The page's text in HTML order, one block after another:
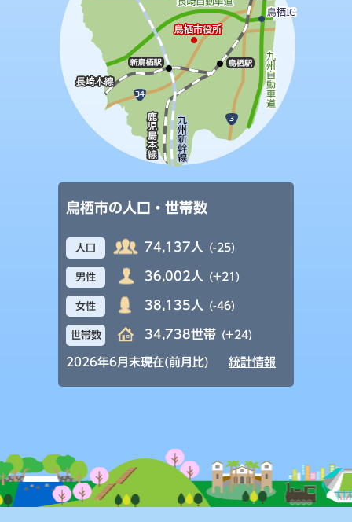
鳥栖市の人口・世帯数
人口 74,137人 (-25)
男性 36,002人 (+21)
女性 38,135人 (-46)
世帯数 34,738世帯 (+24)
2026年6月末現在(前月比) 統計情報